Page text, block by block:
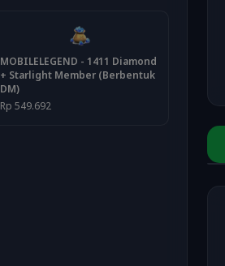
MOBILELEGEND - 1411 Diamond
+ Starlight Member (Berbentuk
DM)
Rp 549.692